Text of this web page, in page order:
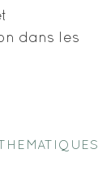
dans les